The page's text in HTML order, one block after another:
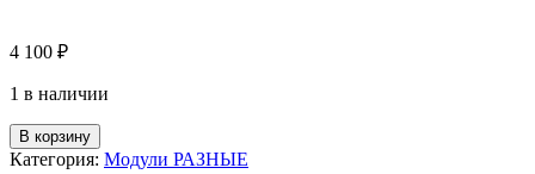
4 100 ₽
1 в наличии
В корзину
Категория: Модули РАЗНЫЕ